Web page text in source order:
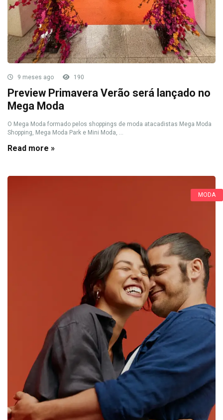
9 meses ago 190
Preview Primavera Verão será lançado no
Mega Moda
O Mega Moda formado pelos shoppings de moda atacadistas Mega Moda
Shopping, Mega Moda Park e Mini Moda, ...
Read more »
MODA